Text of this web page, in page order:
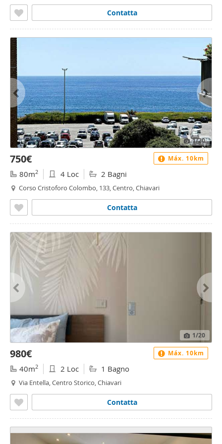
Contatta
1/20
750€
80m2 4 Loc 2 Bagni
Corso Cristoforo Colombo, 133, Centro, Chiavari
Contatta
Máx. 10km
1/20
980€
40m2 2 Loc 1 Bagno
Via Entella, Centro Storico, Chiavari
Contatta
Máx. 10km